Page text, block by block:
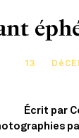
13
Écrit par